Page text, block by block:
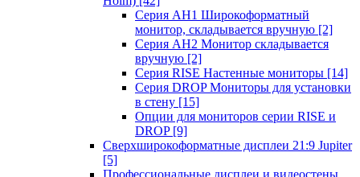
Серия AH1 Широкоформатный
монитор, складывается вручную [2]
Серия AH2 Монитор складывается
вручную [2]
Серия RISE Настенные мониторы [14]
Серия DROP Мониторы для установки
в стену [15]
Опции для мониторов серии RISE и
DROP [9]
Сверхширокоформатные дисплеи 21:9 Jupiter
[5]
Профессиональные дисплеи и видеостены